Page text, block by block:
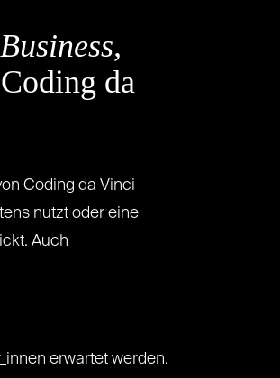
da
Coding da Vinci
nutzt oder eine
Auch
erwartet werden.